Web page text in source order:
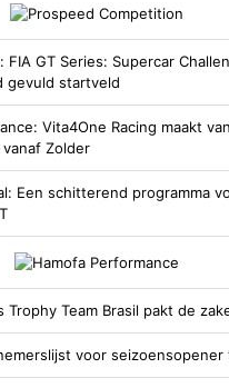
FIA GT Series: Supercar
gevuld startveld
Vita4One Racing maakt
Zolder
Een schitterend programma
Trophy Team Brasil pakt de
voor seizoensopener